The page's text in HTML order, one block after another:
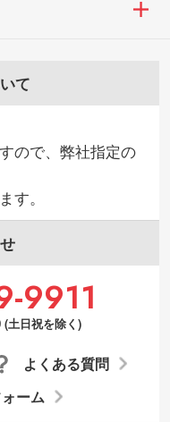
て
ので、弊社指定の
す。
9911
土日祝を除く)
ーム
よくある質問